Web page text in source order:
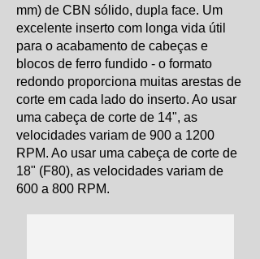
mm) de CBN sólido, dupla face. Um
excelente inserto com longa vida útil
para o acabamento de cabeças e
blocos de ferro fundido - o formato
redondo proporciona muitas arestas de
corte em cada lado do inserto. Ao usar
uma cabeça de corte de 14", as
velocidades variam de 900 a 1200
RPM. Ao usar uma cabeça de corte de
18" (F80), as velocidades variam de
600 a 800 RPM.